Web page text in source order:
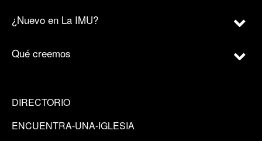
¿Nuevo en La IMU?
Qué creemos
DIRECTORIO
ENCUENTRA-UNA-IGLESIA